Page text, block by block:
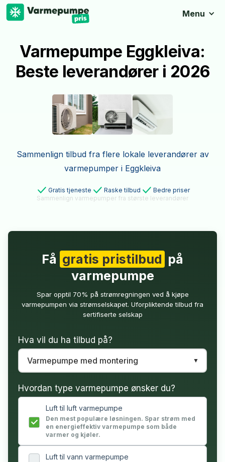
Menu
Varmepumpe Eggkleiva:
Beste leverandører i 2026
Sammenlign tilbud fra flere lokale leverandører av
varmepumper i Eggkleiva
Gratis tjeneste Raske tilbud
Bedre priser
Sammenlign varmepumper fra største leverandører
Få gratis pristilbud på
varmepumpe
Spar opptil 70% på strømregningen ved å kjøpe
varmepumpen via strømselskapet. Uforpliktende tilbud fra
sertifiserte selskap
Hva vil du ha tilbud på?
Hvordan type varmepumpe ønsker du?
Luft til luft varmepumpe
Den mest populære løsningen. Spar strøm med
en energieffektiv varmepumpe som både
varmer og kjøler.
Luft til vann varmepumpe